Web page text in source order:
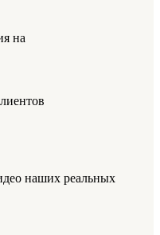
на
наших реальных